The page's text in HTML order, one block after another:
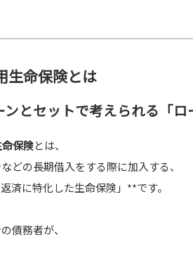
生命保険とは
とセットで考えられる「ロ
保険とは、
どの長期借入をする際に加入する、
済に特化した生命保険」**です。
債務者が、